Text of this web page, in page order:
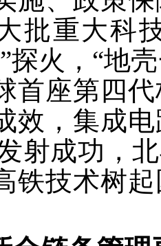
批重大科
探火，“地
首座第四
效，集成
射成功，
铁技术树